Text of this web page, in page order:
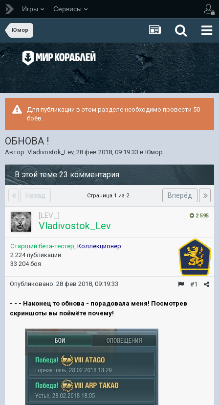
Игры Сервисы
Юмор
Для публикации в этом разделе необходимо провести 50
боёв.
ОБНОВА !
Автор: Vladivostok_Lev, 28 фев 2018, 09:19:33 в Юмор
В этой теме 23 комментария
Назад Вперёд
Страница 1 из 2
2 595
[LEV_]
Vladivostok_Lev
Старший бета-тестер, Коллекционер
2 224 публикации
33 204 боя
#1
Опубликовано: 28 фев 2018, 09:19:33
- - - Наконец то обнова - порадовала меня! Посмотрев
скриншоты вы поймёте почему!